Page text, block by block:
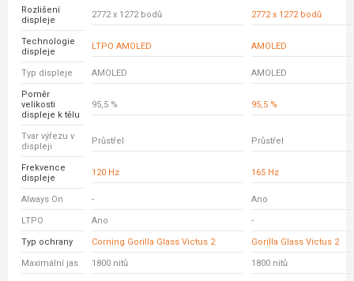
Rozlišení
displeje
2772 x 1272 bodů 2772 x 1272 bodů
Technologie
displeje
LTPO AMOLED AMOLED
Typ displeje AMOLED AMOLED
Poměr
velikosti
displeje k tělu
95,5 % 95,5 %
Tvar výřezu v
displeji
Průstřel Průstřel
Frekvence
displeje
120 Hz 165 Hz
Always On - Ano
LTPO Ano -
Typ ochrany Corning Gorilla Glass Victus 2 Gorilla Glass Victus 2
Maximální jas 1800 nitů 1800 nitů